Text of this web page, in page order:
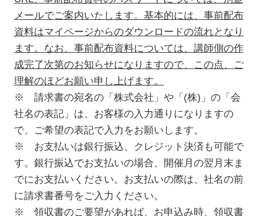
メールでご案内いたします。基本的には、事前配布
資料はマイページからのダウンロードの流れとなり
ます。なお、事前配布資料については、講師側の作
成完了次第のお知らせになりますので、この点、ご
理解のほどお願い申し上げます。
※ 請求書の宛名の「株式会社」や「(株)」の「会
社名の表記」は、お客様の入力通りになりますの
で、ご希望の表記で入力をお願いします。
※ お支払いは銀行振込、クレジット決済も可能で
す。銀行振込でお支払いの場合、開催月の翌月末ま
でにお支払いください。お支払いの際は、社名の前
に請求書番号をご入力ください。
※ 領収書のご要望があれば、お申込み時、領収書